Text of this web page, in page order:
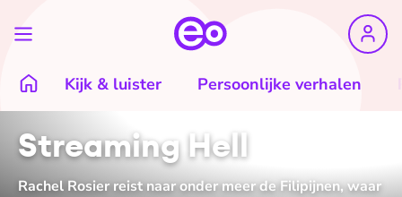
Kijk & luister Persoonlijke verhalen
Streaming Hell
Rachel Rosier reist naar onder meer de Filipijnen, waar